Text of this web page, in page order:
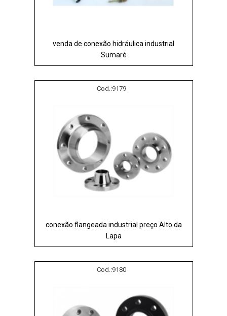
venda de conexão hidráulica industrial
Sumaré
Cod.:9179
conexão flangeada industrial preço Alto da
Lapa
Cod.:9180